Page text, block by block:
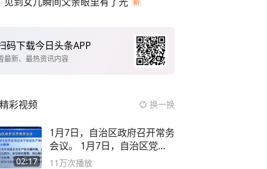
码下载今日头条APP
最新、最热资讯内容
精彩视频 换一换
02:17
1月7日，自治区政府召开常务
会议。 1月7日，自治区党委
副书记
11万次播放